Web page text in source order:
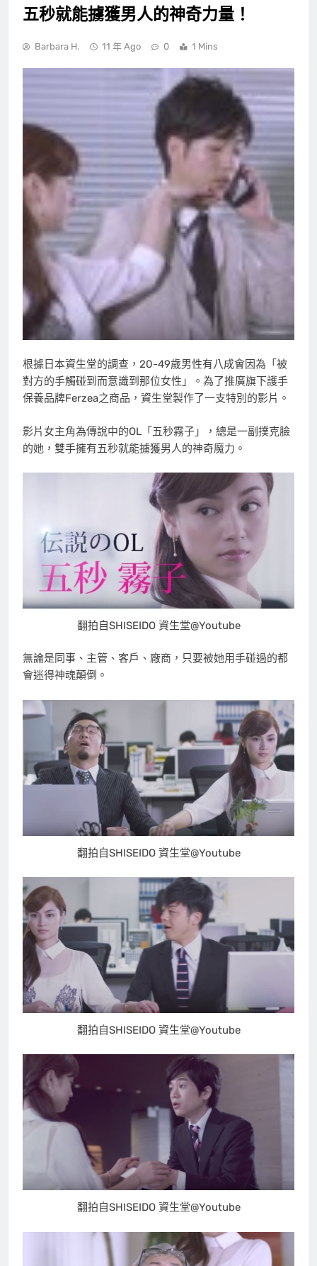
五秒就能擄獲男人的神奇力量！
Barbara H. 11 年 Ago 0 1 Mins
根據日本資生堂的調查，20-49歲男性有八成會因為「被
對方的手觸碰到而意識到那位女性」。為了推廣旗下護手
保養品牌Ferzea之商品，資生堂製作了一支特別的影片。
影片女主角為傳說中的OL「五秒霧子」，總是一副撲克臉
的她，雙手擁有五秒就能擄獲男人的神奇魔力。
翻拍自SHISEIDO 資生堂@Youtube
無論是同事、主管、客戶、廠商，只要被她用手碰過的都
會迷得神魂顛倒。
翻拍自SHISEIDO 資生堂@Youtube
翻拍自SHISEIDO 資生堂@Youtube
翻拍自SHISEIDO 資生堂@Youtube